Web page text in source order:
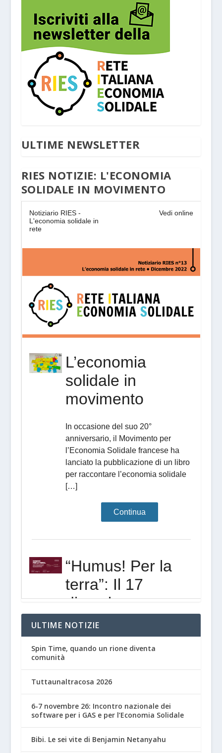
ULTIME NEWSLETTER
RIES NOTIZIE: L'ECONOMIA
SOLIDALE IN MOVIMENTO
ULTIME NOTIZIE
Spin Time, quando un rione diventa
comunità
Tuttaunaltracosa 2026
6-7 novembre 26: Incontro nazionale dei
software per i GAS e per l’Economia Solidale
Bibi. Le sei vite di Benjamin Netanyahu